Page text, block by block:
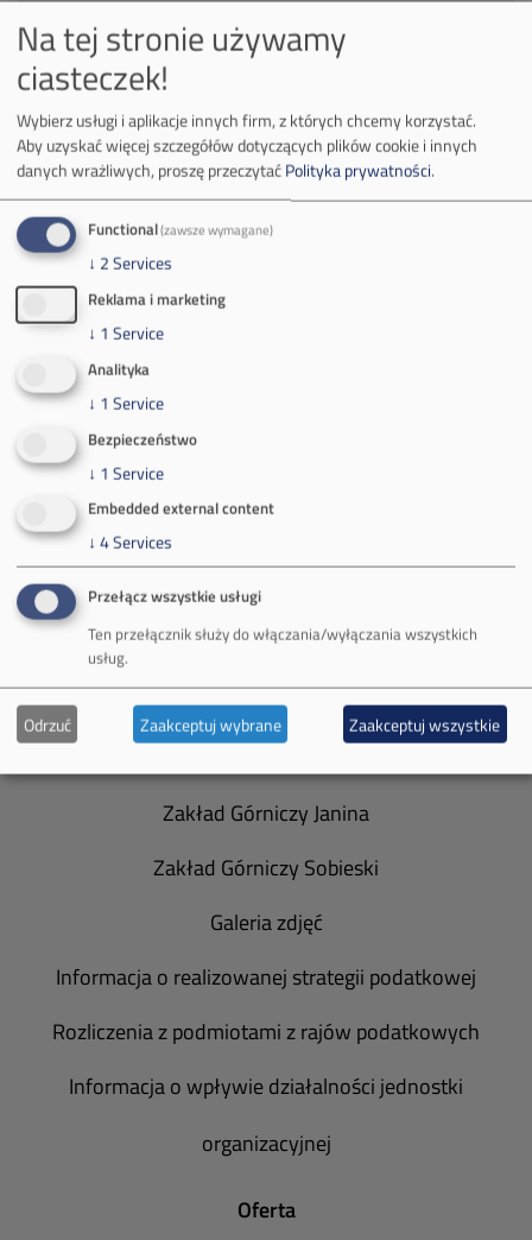
Zakład Górniczy Janina
ul. Górnicza 23
Tel.+48 32 627 00 00
Zakład Górniczy Brzeszcze
ul.Kościuszki 1
32-620 Brzeszcze
(poniedziałek-piątek 7:00-15:00)
O Firmie
Władze spółki
Spółka Południowy Koncern Węglowy
Zakład Górniczy Janina
Zakład Górniczy Sobieski
Galeria zdjęć
Informacja o realizowanej strategii podatkowej
Rozliczenia z podmiotami z rajów podatkowych
Informacja o wpływie działalności jednostki
organizacyjnej
Oferta
Na tej stronie używamy
ciasteczek!
Wybierz usługi i aplikacje innych firm, z których chcemy korzystać.
Aby uzyskać więcej szczegółów dotyczących plików cookie i innych
danych wrażliwych, proszę przeczytaćPolityka prywatności.
Functional(zawsze wymagane)
↓ 2Services
Reklama i marketing
↓ 1 Service
Analityka
↓ 1 Service
Bezpieczeństwo
↓ 1 Service
Embedded external content
↓ 4Services
Przełącz wszystkie usługi
Ten przełącznik służy do włączania/wyłączania wszystkich
usług.
Odrzuć Zaakceptuj wybrane Zaakceptuj wszystkie